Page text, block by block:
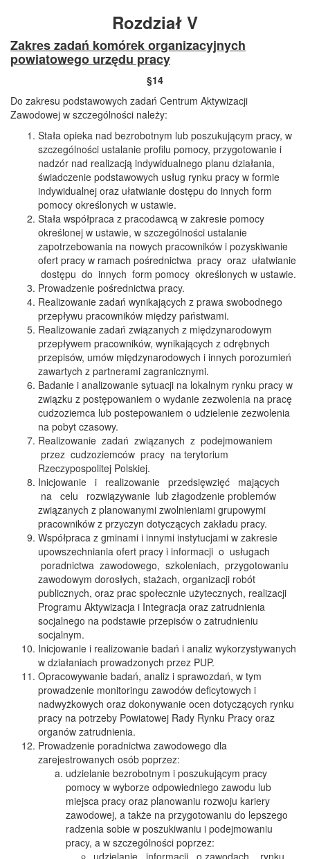
Rozdział V
Zakres zadań komórek organizacyjnych
powiatowego urzędu pracy
§14
Do zakresu podstawowych zadań Centrum Aktywizacji
Zawodowej w szczególności należy:
Stała opieka nad bezrobotnym lub poszukującym pracy, w
szczególności ustalanie profilu pomocy, przygotowanie i
nadzór nad realizacją indywidualnego planu działania,
świadczenie podstawowych usług rynku pracy w formie
indywidualnej oraz ułatwianie dostępu do innych form
pomocy określonych w ustawie.
Stała współpraca z pracodawcą w zakresie pomocy
określonej w ustawie, w szczególności ustalanie
zapotrzebowania na nowych pracowników i pozyskiwanie
ofert pracy w ramach pośrednictwa pracy oraz ułatwianie
dostępu do innych form pomocy określonych w ustawie.
Prowadzenie pośrednictwa pracy.
Realizowanie zadań wynikających z prawa swobodnego
przepływu pracowników między państwami.
Realizowanie zadań związanych z międzynarodowym
przepływem pracowników, wynikających z odrębnych
przepisów, umów międzynarodowych i innych porozumień
zawartych z partnerami zagranicznymi.
Badanie i analizowanie sytuacji na lokalnym rynku pracy w
związku z postępowaniem o wydanie zezwolenia na pracę
cudzoziemca lub postepowaniem o udzielenie zezwolenia
na pobyt czasowy.
Realizowanie zadań związanych z podejmowaniem
przez cudzoziemców pracy na terytorium
Rzeczypospolitej Polskiej.
Inicjowanie i realizowanie przedsięwzięć mających
na celu rozwiązywanie lub złagodzenie problemów
związanych z planowanymi zwolnieniami grupowymi
pracowników z przyczyn dotyczących zakładu pracy.
Współpraca z gminami i innymi instytucjami w zakresie
upowszechniania ofert pracy i informacji o usługach
poradnictwa zawodowego, szkoleniach, przygotowaniu
zawodowym dorosłych, stażach, organizacji robót
publicznych, oraz prac społecznie użytecznych, realizacji
Programu Aktywizacja i Integracja oraz zatrudnienia
socjalnego na podstawie przepisów o zatrudnieniu
socjalnym.
Inicjowanie i realizowanie badań i analiz wykorzystywanych
w działaniach prowadzonych przez PUP.
Opracowywanie badań, analiz i sprawozdań, w tym
prowadzenie monitoringu zawodów deficytowych i
nadwyżkowych oraz dokonywanie ocen dotyczących rynku
pracy na potrzeby Powiatowej Rady Rynku Pracy oraz
organów zatrudnienia.
Prowadzenie poradnictwa zawodowego dla
zarejestrowanych osób poprzez:
udzielanie bezrobotnym i poszukującym pracy
pomocy w wyborze odpowiedniego zawodu lub
miejsca pracy oraz planowaniu rozwoju kariery
zawodowej, a także na przygotowaniu do lepszego
radzenia sobie w poszukiwaniu i podejmowaniu
pracy, a w szczególności poprzez:
udzielanie informacji o zawodach, rynku